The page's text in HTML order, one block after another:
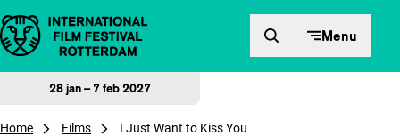
Direct naar inhoud Menu
28 jan – 7 feb 2027
Home Films I Just Want to Kiss You